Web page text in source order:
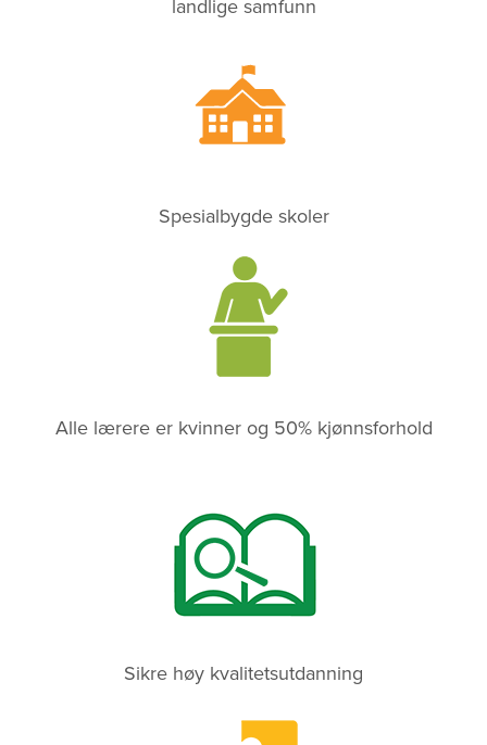
landlige samfunn
Spesialbygde skoler
Alle lærere er kvinner og 50% kjønnsforhold
Sikre høy kvalitetsutdanning